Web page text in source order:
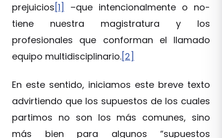
prejuicios [1]
–que intencionalmente o no-
tiene nuestra magistratura y los
profesionales que conforman el llamado
equipo multidisciplinario.[2]
En este sentido, iniciamos este breve texto
advirtiendo que los supuestos de los cuales
partimos no son los más comunes, sino
más bien para algunos “supuestos